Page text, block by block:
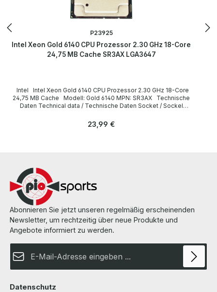
P23925
Intel Xeon Gold 6140 CPU Prozessor 2.30 GHz 18-Core
24,75 MB Cache SR3AX LGA3647
24,75 MB Cache Modell: Gold 6140 MPN: SR3AX Technische
Daten Technical data / Technische Daten Socket / Sockel
(without heatsink and fan) / ohne Kühlkörper und Lüfter) All parts
Ordnung. More information and details can be found on the pages
of the manufacturer. Weitere Informationen und Details finden Sie
Regulärer Preis:
23,99 €
Abonnieren Sie jetzt unseren regelmäßig erscheinenden
Newsletter, um rechtzeitig über neue Produkte und
Angebote informiert zu werden.
Datenschutz